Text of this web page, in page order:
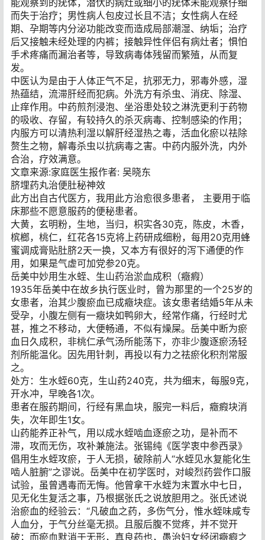
而失于治疗；男性病人包皮过长且不洁；女性病人在经
期、孕期等内分泌功能改变而造成局部潮湿、纳垢；治疗
后又接触未经处理的内裤；接触异性伴侣有病灶者；惧怕
手术疼痛而漏治者等，导致病毒体残留而繁殖，从而复
发。
中医认为是由于人体正气不足，抗邪无力，邪毒外感，湿
热蕴结，流滞肝经而犯病。外洗方有杀虫、消疣、除湿、
止痒作用。中药煎剂浸泡、坐浴患处较之淋洗更利于药物
的吸收、存留，有较持久的杀灭病毒、控制感染的作用；
内服方可以清热利湿以解肝经湿热之毒，活血化瘀以祛除
赘生之物，解毒杀虫以抗病毒之害。中药内服外洗，内外
合治，疗效满意。
文章来源:家庭医生报作者: 吴晓东
脐埋药丸治便肚秘神效
此方出自古代医方，我用此方治愈很多患者， 主要用于临
床那些不愿意服药的便秘患者。
大黄，玄明粉，生地，当归，枳实各30克，陈皮，木香，
槟榔，桃仁，红花各15克将上药研成细粉，每用20克用蜂
蜜调成膏贴肚脐2天一换，又本方有很好的泻下通便的作
用，如果是气虚可加党参20克。
岳美中妙用生水蛭、生山药治淤血成积（癥瘕）
1935年岳美中在故乡执行医业时，曾为那里的一个25岁的
女患者，治其少腹瘀血已成癥块症。该女患者结婚5年从未
受孕，小腹左侧有一癥块如鸭卵大，经常作痛，行经时尤
甚，推之不移动，大便畅通，不似有燥屎。岳美中断为瘀
血日久成积，非桃仁承气汤所能荡下，亦非少腹逐瘀汤轻
剂所能温化。因先用针刺，再投以有力之祛瘀化积剂常服
之。
处方：生水蛭60克，生山药240克，共为细末，每服9克，
开水冲，早晚各1次。
患者在服药期间，行经有黑血块，服完一料后，癥瘕块消
失，次年即生1女。
山药能养正补气，用以成水蛭啮血逐瘀之功，是补而不
滞，攻而无伤，攻补兼施法。张锡纯《医学衷中参西录》
倡用生水蛭攻瘀，于人无损，破除前人“水蛭见水复能化生
啮人脏腑”之谬说。岳美中在初学医时，对峻烈药尝作口服
试验，虽曾遇毒而无悔。他曾拿干水蛭为末置水中七日，
见无化生复活之事，乃根据张氏之说放胆用之。张氏述说
治瘀血的经验云：“凡破血之药，多伤气分，惟水蛭味咸专
人血分，于气分丝毫无损。且服后腹不觉疼，并不觉开
破；而瘀血默消于无形，真良药也，愚治妇女经闭癥瘕之